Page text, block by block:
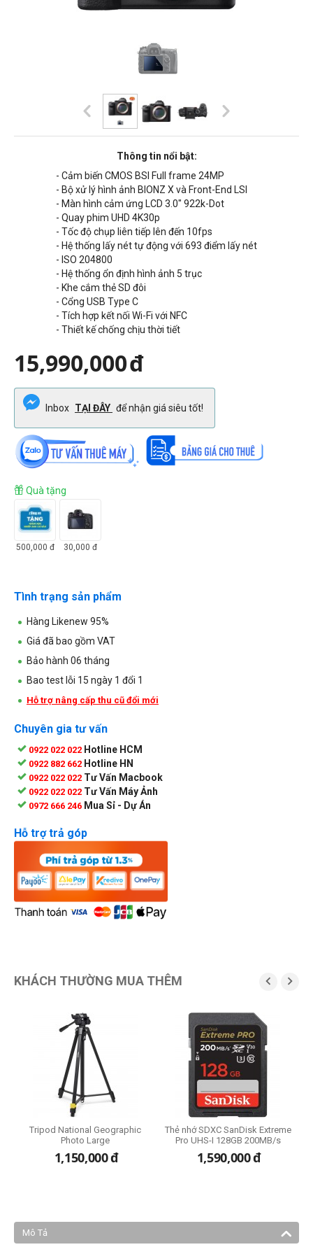
Thông tin nổi bật:
- Cảm biến CMOS BSI Full frame 24MP
- Bộ xử lý hình ảnh BIONZ X và Front-End LSI
- Màn hình cảm ứng LCD 3.0" 922k-Dot
- Quay phim UHD 4K30p
- Tốc độ chụp liên tiếp lên đến 10fps
- Hệ thống lấy nét tự động với 693 điểm lấy nét
- ISO 204800
- Hệ thống ổn định hình ảnh 5 trục
- Khe cắm thẻ SD đôi
- Cổng USB Type C
- Tích hợp kết nối Wi-Fi với NFC
- Thiết kế chống chịu thời tiết
15,990,000đ
Inbox TẠI ĐÂY để nhận giá siêu tốt!
Quà tặng
500,000 đ 30,000 đ
Tình trạng sản phẩm
Hàng Likenew 95%
Giá đã bao gồm VAT
Bảo hành 06 tháng
Bao test lỗi 15 ngày 1 đổi 1
Hỗ trợ nâng cấp thu cũ đổi mới
Chuyên gia tư vấn
0922 022 022 Hotline HCM
0922 882 662 Hotline HN
0922 022 022 Tư Vấn Macbook
0922 022 022 Tư Vấn Máy Ảnh
0972 666 246 Mua Sỉ - Dự Án
Hỗ trợ trả góp
KHÁCH THƯỜNG MUA THÊM  
Tripod National Geographic
Photo Large
1,150,000đ
Thẻ nhớ SDXC SanDisk Extreme
Pro UHS-I 128GB 200MB/s
1,590,000đ
Mô Tả